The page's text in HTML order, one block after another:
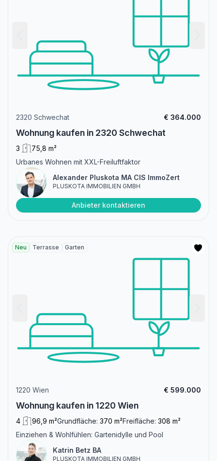
2320 Schwechat € 364.000
Wohnung kaufen in 2320 Schwechat
3
75,8 m²
Urbanes Wohnen mit XXL-Freiluftfaktor
Alexander Pluskota MA CIS ImmoZert
PLUSKOTA IMMOBILIEN GMBH
Anbieter kontaktieren
Neu Terrasse Garten
1220 Wien € 599.000
Wohnung kaufen in 1220 Wien
4 96,9 m²Grundfläche: 370 m²Freifläche: 308 m²
Einziehen & Wohlfühlen: Gartenidylle und Pool
Katrin Betz BA
PLUSKOTA IMMOBILIEN GMBH